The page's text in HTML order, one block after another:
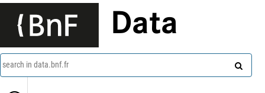
Data
search in data.bnf.fr